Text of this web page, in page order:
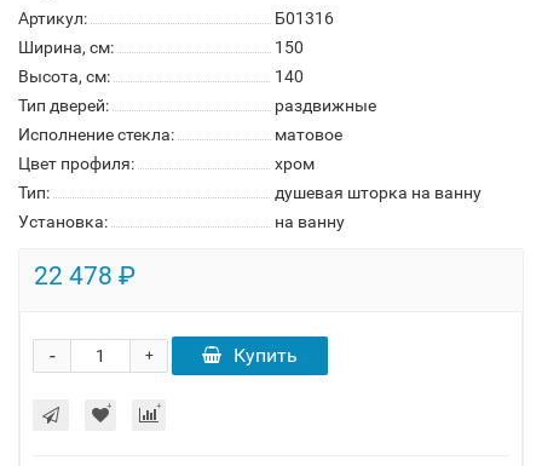
Артикул:
Б01316
Ширина, см:
150
Высота, см:
140
Тип дверей:
раздвижные
Исполнение стекла:
матовое
Цвет профиля:
хром
Тип:
душевая шторка на ванну
Установка:
на ванну
22 478 ₽
+
- Купить